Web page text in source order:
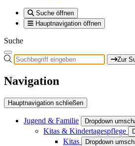
Suche öffnen
Hauptnavigation öffnen
Suche
Zur
Navigation
Hauptnavigation schließen
Jugend & Familie Dropdown
Kitas & Kindertagespflege
Kitas Dropdown